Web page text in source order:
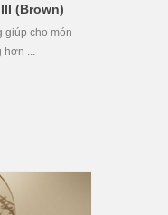
(Brown)
giúp cho món
...